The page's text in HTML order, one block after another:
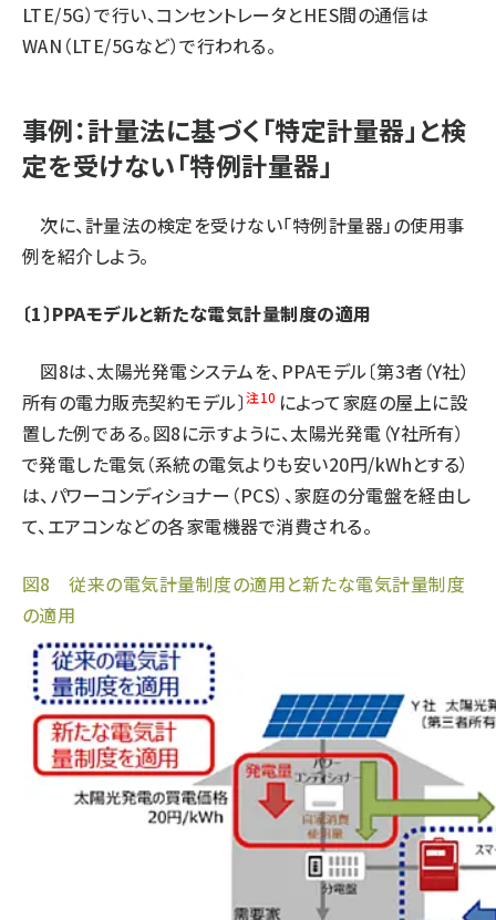
LTE/5G）で行い、コンセントレータとHES間の通信は
WAN（LTE/5Gなど）で行われる。
事例：計量法に基づく「特定計量器」と検
定を受けない「特例計量器」
次に、計量法の検定を受けない「特例計量器」の使用事
例を紹介しよう。
〔1〕PPAモデルと新たな電気計量制度の適用
図8は、太陽光発電システムを、PPAモデル〔第3者（Y社）
所有の電力販売契約モデル〕注10 によって家庭の屋上に設
置した例である。図8に示すように、太陽光発電（Y社所有）
で発電した電気（系統の電気よりも安い20円/kWhとする）
は、パワーコンディショナー（PCS）、家庭の分電盤を経由し
て、エアコンなどの各家電機器で消費される。
図8 従来の電気計量制度の適用と新たな電気計量制度
の適用